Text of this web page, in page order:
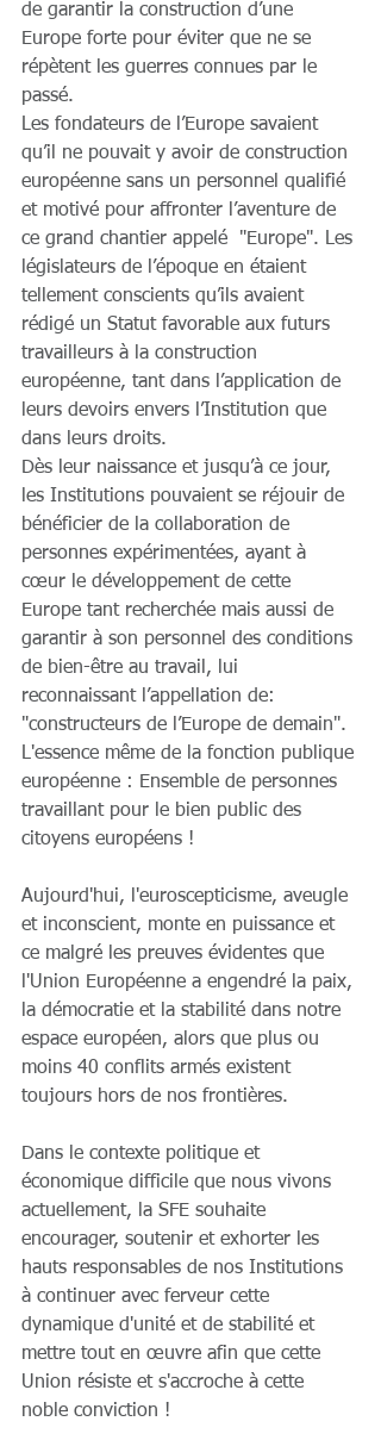
de garantir la construction d’une
Europe forte pour éviter que ne se
répètent les guerres connues par le
passé.
Les fondateurs de l’Europe savaient
qu’il ne pouvait y avoir de construction
européenne sans un personnel qualifié
et motivé pour affronter l’aventure de
ce grand chantier appelé  "Europe". Les
législateurs de l’époque en étaient
tellement conscients qu’ils avaient
rédigé un Statut favorable aux futurs
travailleurs à la construction
européenne, tant dans l’application de
leurs devoirs envers l’Institution que
dans leurs droits.
Dès leur naissance et jusqu’à ce jour,
les Institutions pouvaient se réjouir de
bénéficier de la collaboration de
personnes expérimentées, ayant à
cœur le développement de cette
Europe tant recherchée mais aussi de
garantir à son personnel des conditions
de bien-être au travail, lui
reconnaissant l’appellation de:
"constructeurs de l’Europe de demain".
L'essence même de la fonction publique
européenne : Ensemble de personnes
travaillant pour le bien public des
citoyens européens !
Aujourd'hui, l'euroscepticisme, aveugle
et inconscient, monte en puissance et
ce malgré les preuves évidentes que
l'Union Européenne a engendré la paix,
la démocratie et la stabilité dans notre
espace européen, alors que plus ou
moins 40 conflits armés existent
toujours hors de nos frontières.
Dans le contexte politique et
économique difficile que nous vivons
actuellement, la SFE souhaite
encourager, soutenir et exhorter les
hauts responsables de nos Institutions
à continuer avec ferveur cette
dynamique d'unité et de stabilité et
mettre tout en œuvre afin que cette
Union résiste et s'accroche à cette
noble conviction !